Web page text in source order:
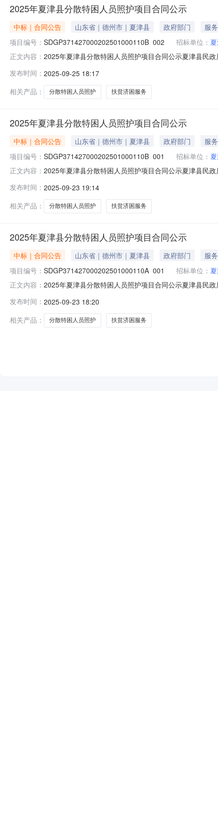
2025年夏津县分散特困人员照护项目合同公示
中标｜合同公告 山东省｜德州市｜夏津县 政府部门
服务
项目编号： SDGP371427000202501000110B_002 招标单位：
正文内容： 2025年夏津县分散特困人员照护项目合同公示夏津县民
夏津县民政局本级地址：夏津县南城街联系方式：0534-
发布时间： 2025-09-25 18:17
相关产品：
分散特困人员照护 扶贫济困服务
2025年夏津县分散特困人员照护项目合同公示
中标｜合同公告 山东省｜德州市｜夏津县 政府部门
服务
项目编号： SDGP371427000202501000110B_001 招标单位：
正文内容： 2025年夏津县分散特困人员照护项目合同公示夏津县民
夏津县民政局本级地址：夏津县南城街联系方式：0534-
发布时间： 2025-09-23 19:14
相关产品：
分散特困人员照护 扶贫济困服务
2025年夏津县分散特困人员照护项目合同公示
中标｜合同公告 山东省｜德州市｜夏津县 政府部门
服务
项目编号： SDGP371427000202501000110A_001 招标单位：
正文内容： 2025年夏津县分散特困人员照护项目合同公示夏津县民
夏津县民政局本级地址：夏津县南城街联系方式：0534-
发布时间： 2025-09-23 18:20
相关产品：
分散特困人员照护 扶贫济困服务